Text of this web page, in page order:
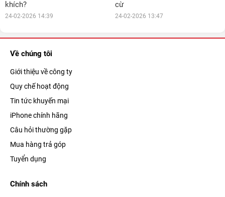
khích?
24-02-2026 14:39
cừ
24-02-2026 13:47
Về chúng tôi
Giới thiệu về công ty
Quy chế hoạt động
Tin tức khuyến mại
iPhone chính hãng
Câu hỏi thường gặp
Mua hàng trả góp
Tuyển dụng
Chính sách